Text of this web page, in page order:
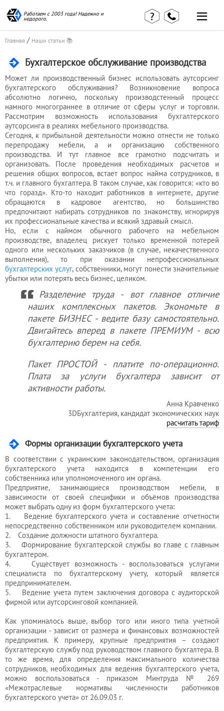
Работаем с 2003 года! Надежно и
недорого.
Главная / Наши статьи 📚
Бухгалтерское обслуживание производства
Может ли производственный бизнес использовать аутсорсинг
бухгалтерского обслуживания? Возникновение вопроса
абсолютно логично, поскольку производстенный процесс
намного многограннее в отличие от сферы услуг и торговли.
Рассмотрим возможность использования бухгалтерского
аутсорсинга в реалиях мебельного производства.
Сегодня, к прибыльной деятельности можно отнести не только
перепродажу мебели, а и организацию собственного
производства. И тут главное все грамотно подсчитать и
организовать. После проведения необходимых расчетов и
решения общих вопросов, встает вопрос найма сотрудников, в
т.ч. и главного бухгалтера. В таком случае, как говорится: «кто во
что горазд». Кто-то находит работников в интернете, другие
обращаются в кадровое агентство, но большинство
предпочитают набирать сотрудников по знакомству, игнорируя
их профессиональные качества и всякий здравый смысл.
Но, если с наймом обычного рабочего на мебельном
производстве, владелец рискует только временной потерей
одного или нескольких заказчиков (в случае, некачественного
выполнения), то при оказании непрофессиональных
бухгалтерских услуг, собственники, могут понести значительные
убытки или потерять весь бизнес, целиком.
Разделение труда - вот главное отличие
наших комплексных пакетов. Экономьте в
пакете БИЗНЕС - ведите базу самостоятельно.
Двигайтесь вперед в пакете ПРЕМИУМ - всю
бухгалтерию берем на себя.
Пакет ПРОСТОЙ - платите по-операционно.
Плата за услуги бухгалтера зависит от
активности работы.
Анна Кравченко
3DБухгалтерия, кандидат экономических наук
расчитать тариф
Формы организации бухгалтерского учета
В соответствии с украинским законодательством, организация
бухгалтерского учета находится в компетенции его
собственника или уполномоченного им органа.
Предприятие, занимающиеся производством мебели, в
зависимости от своей специфики и объёмов производства
может выбрать одну из форм бухгалтерского учета:
1. Ведение бухгалтерского учета и составление отчетности
непосредственно собственником или руководителем компании.
2. Создание должности штатного бухгалтера.
3. Формирование бухгалтерской службы во главе с главным
бухгалтером.
4. Существует возможность - воспользоваться услугами
специалиста по бухгалтерскому учету, который является
предпринимателем.
5. Ведение учета путем заключения договора с аудиторской
фирмой или аутсорсинговой компанией.
Как упоминалось выше, выбор того или иного типа учетной
организации - зависит от размера и финансовых возможностей
предприятия. К примеру, крупные предприятия – создают
бухгалтерскую службу под руководством главного бухгалтера. В
то же время, для определения максимального количества
сотрудников, необходимых для ведения бухгалтерского учета,
можно воспользоваться - приказом Минтруда № 269
«Межотраслевые нормативы численности работников
бухгалтерского учета» от 26.09.03 г.
Главная
страница
Отзывы
клиентов
Контакты
Вакансии
Наши статьи
КВЭД в
деталях
Наши
консультации
Калькулятор
Миграционные
услуги
Услуги
бухгалтера
Услуги
юриста
Услуги
регистратора
Кадровый
аутсорсинг
разрешения